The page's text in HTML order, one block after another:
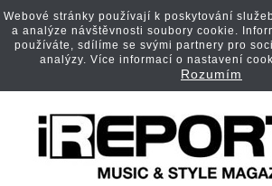
Webové stránky používají k poskytování
a analýze návštěvnosti soubory cookie.
používáte, sdílíme se svými partnery pro
analýzy. Více informací o nastavení
Rozumím